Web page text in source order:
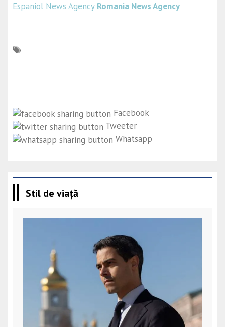
Espaniol News Agency Romania News Agency
Facebook
Tweeter
Whatsapp
Stil de viață